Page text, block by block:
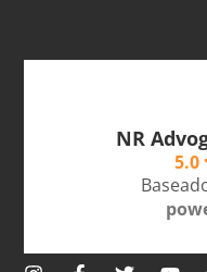
NR
5.0